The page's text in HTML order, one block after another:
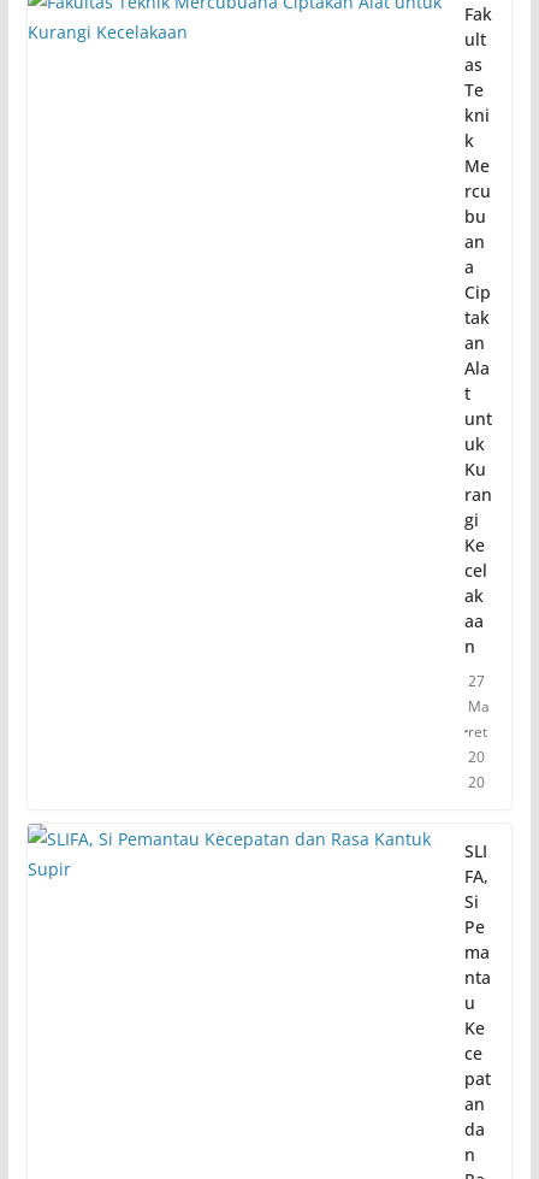
Fak
ult
as
Te
kni
k
Me
rcu
bu
an
a
Cip
tak
an
Ala
t
unt
uk
Ku
ran
gi
Ke
cel
ak
aa
n
27
Ma
ret
20
20
SLI
FA,
Si
Pe
ma
nta
u
Ke
ce
pat
an
da
n